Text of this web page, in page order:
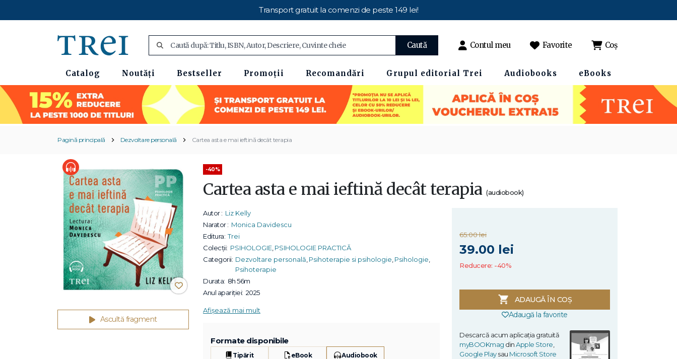
Transport gratuit la comenzi de peste 149 lei!
Caută Contul meu Favorite Coș
Catalog Noutăți Bestseller Promoții Recomandări Grupul editorial Trei Audiobooks eBooks
Pagină principală Dezvoltare personală Cartea asta e mai ieftină decât terapia
Ascultă fragment
-40%
Cartea asta e mai ieftină decât terapia (audiobook)
Autor : Liz Kelly
Narator : Monica Davidescu
Editura: Trei
Colecții: PSIHOLOGIE, PSIHOLOGIE PRACTICĂ
Categorii: Dezvoltare personală Psihoterapie si psihologie Psihologie
Psihoterapie
Durata: 8h 56m
Anul apariției: 2025
Afișează mai mult
Formate disponibile
Tipărit
eBook
Audiobook
65.00 lei
39.00 lei
Reducere: -40%
ADAUGĂ ÎN COȘ
Adaugă la favorite
Descarcă acum aplicația gratuită
myBOOKmag dinApple Store
Google Playsau Microsoft Store